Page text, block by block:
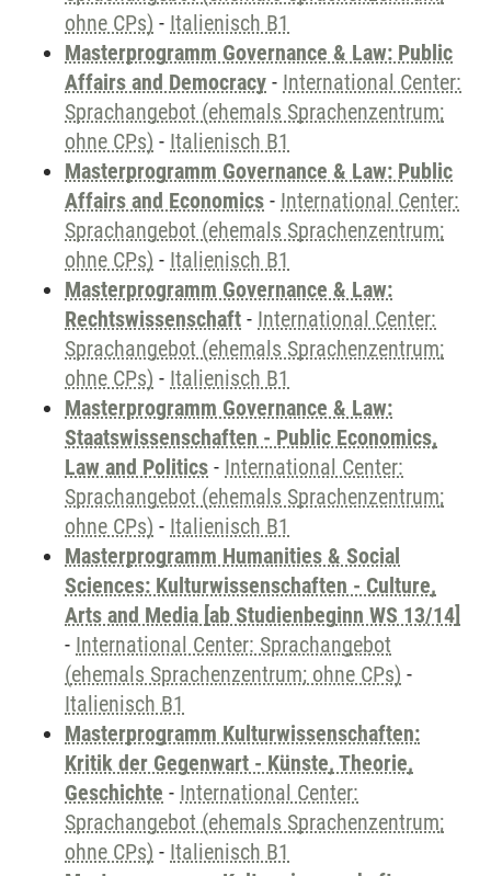
ohne CPs) - Italienisch B1
Masterprogramm Governance & Law: Public
Affairs and Democracy - International Center:
Sprachangebot (ehemals Sprachenzentrum;
ohne CPs) - Italienisch B1
Masterprogramm Governance & Law: Public
Affairs and Economics - International Center:
Sprachangebot (ehemals Sprachenzentrum;
ohne CPs) - Italienisch B1
Masterprogramm Governance & Law:
Rechtswissenschaft - International Center:
Sprachangebot (ehemals Sprachenzentrum;
ohne CPs) - Italienisch B1
Masterprogramm Governance & Law:
Staatswissenschaften - Public Economics,
Law and Politics - International Center:
Sprachangebot (ehemals Sprachenzentrum;
ohne CPs) - Italienisch B1
Masterprogramm Humanities & Social
Sciences: Kulturwissenschaften - Culture,
Arts and Media [ab Studienbeginn WS 13/14]
- International Center: Sprachangebot
(ehemals Sprachenzentrum; ohne CPs) -
Italienisch B1
Masterprogramm Kulturwissenschaften:
Kritik der Gegenwart - Künste, Theorie,
Geschichte - International Center:
Sprachangebot (ehemals Sprachenzentrum;
ohne CPs) - Italienisch B1